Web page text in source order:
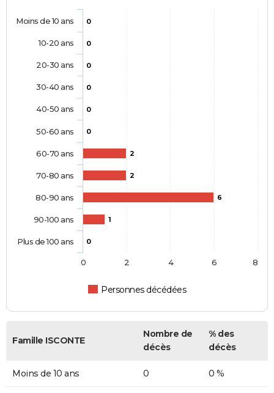
0
0
0
0
0
0
2
2
6
1
0
Personnes décédées
Moins de 10 ans
10-20 ans
20-30 ans
30-40 ans
40-50 ans
50-60 ans
60-70 ans
70-80 ans
80-90 ans
90-100 ans
Plus de 100 ans
0 2 4 6 8
Famille ISCONTE
Nombre de
décès
% des
décès
Moins de 10 ans 0 0 %